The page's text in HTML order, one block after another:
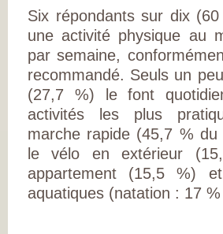
Six répondants sur dix
une activité physique au
par semaine,
recommandé. Seuls un
(27,7 %) le font
activités les plus
marche rapide (45,7 % du
le vélo en extérieur
appartement (15,5 %)
aquatiques (natation : 17